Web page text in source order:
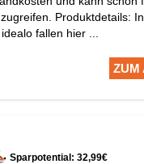
Produktdetails:
fallen hier ...
ZUM
Sparpotential: 32,99€